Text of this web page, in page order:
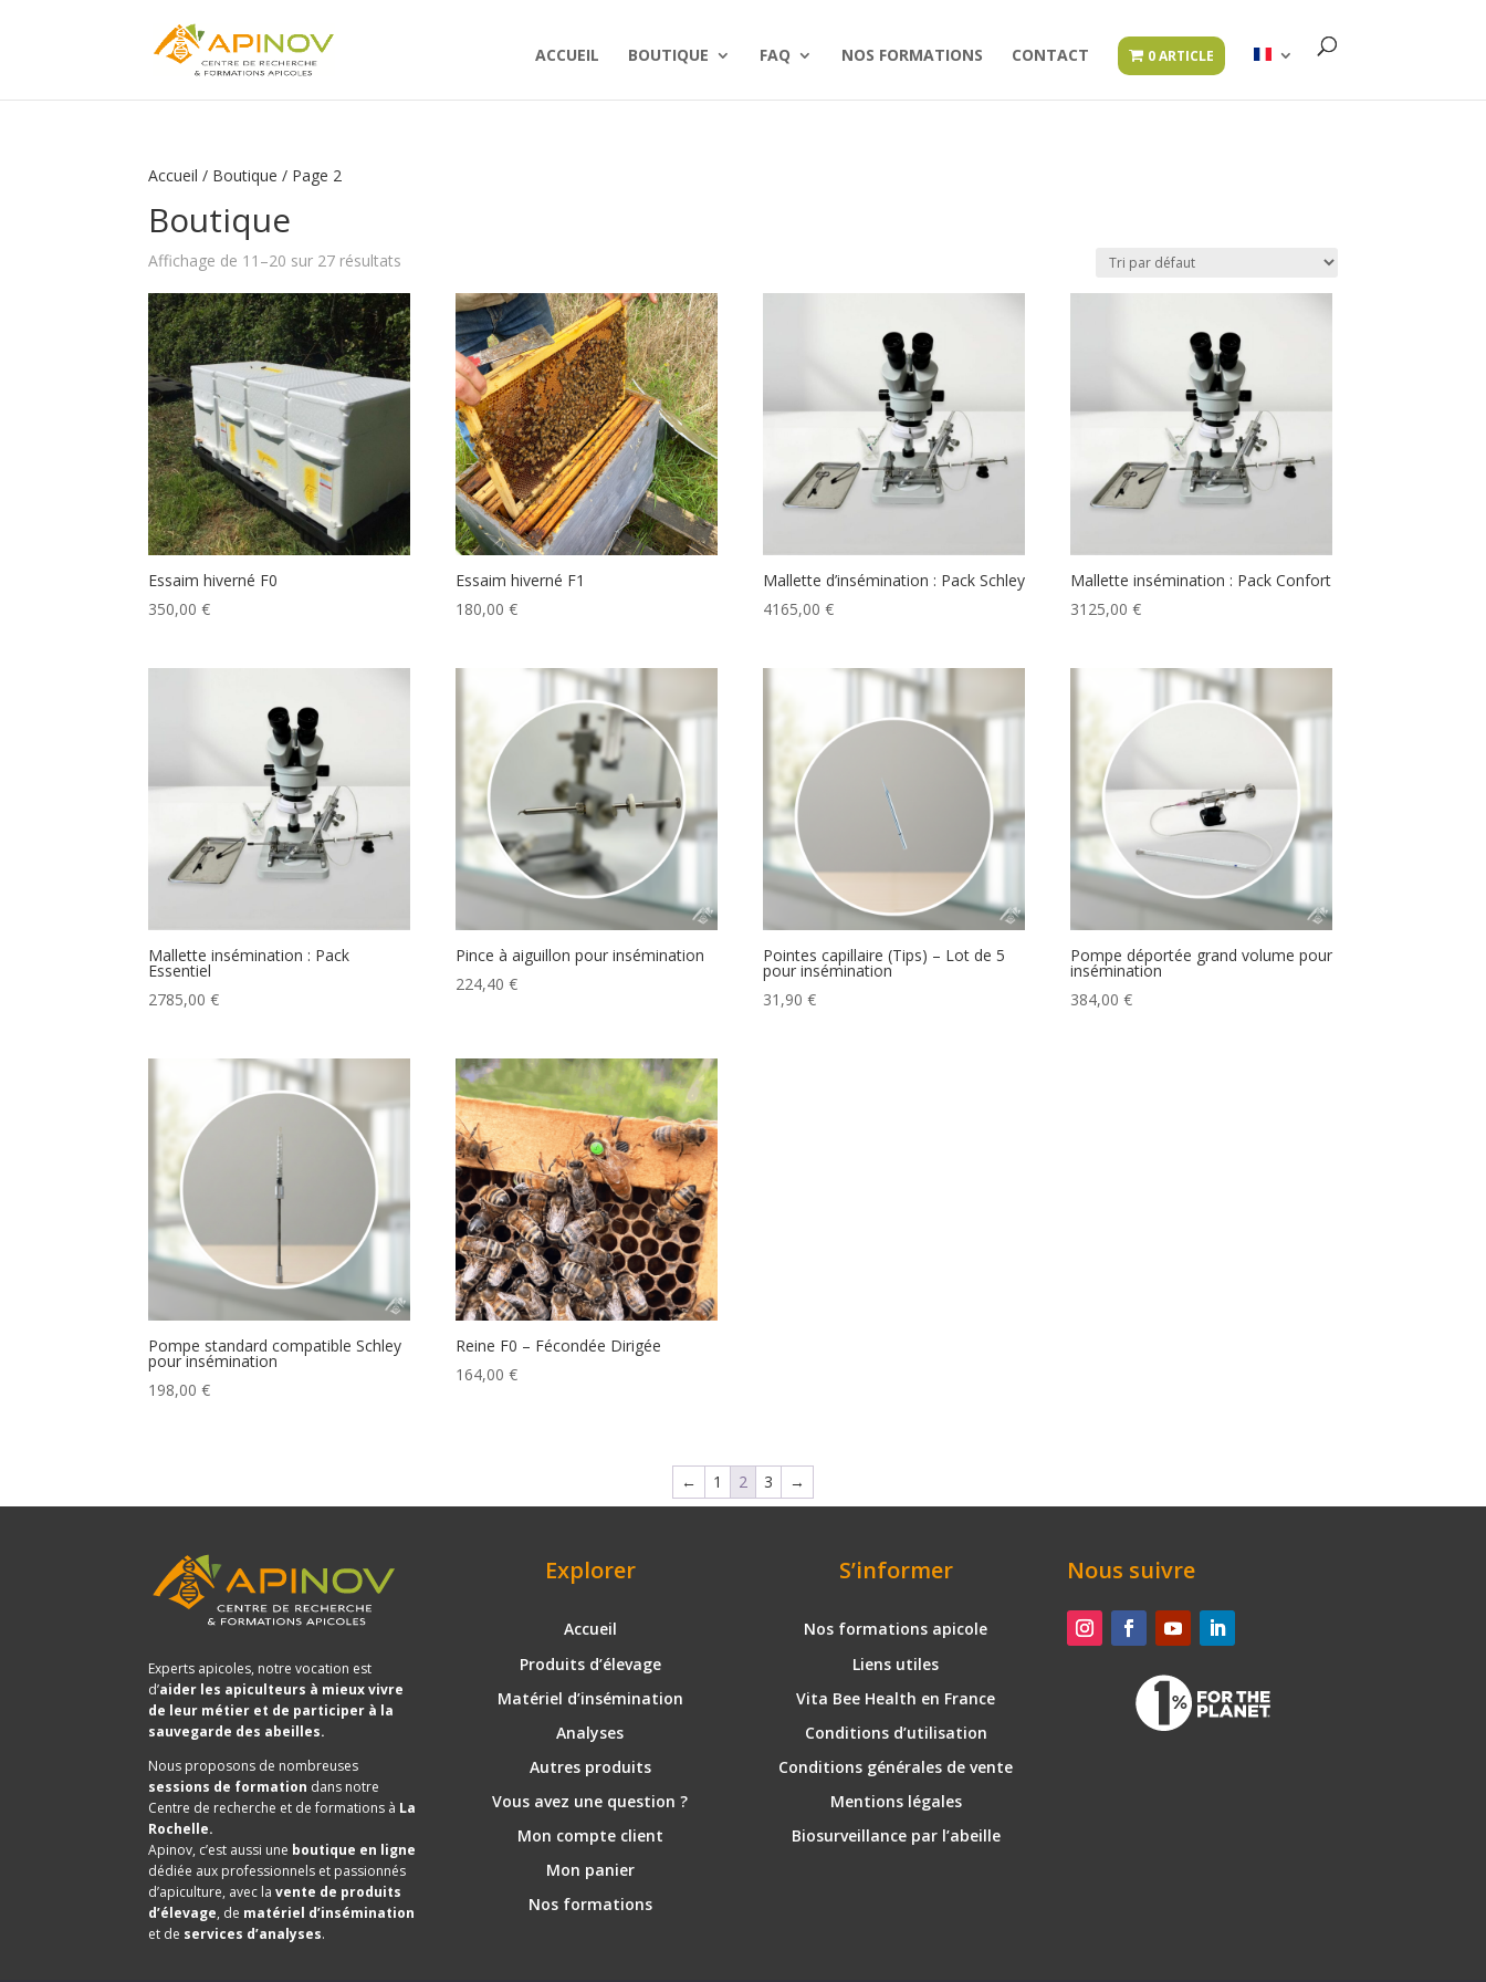
ACCUEIL BOUTIQUE FAQ NOS FORMATIONS CONTACT 0 ARTICLE
Accueil / Boutique / Page 2
Boutique
Affichage de 11–20 sur 27 résultats
Essaim hiverné F0
350,00€
Essaim hiverné F1
180,00€
Mallette d’insémination : Pack Schley
4165,00€
Mallette insémination : Pack Confort
3125,00€
Mallette insémination : Pack
Essentiel
2785,00€
Pince à aiguillon pour insémination
224,40€
Pointes capillaire (Tips) – Lot de 5
pour insémination
31,90€
Pompe déportée grand volume pour
insémination
384,00€
Pompe standard compatible Schley
pour insémination
198,00€
Reine F0 – Fécondée Dirigée
164,00€
← 1 2 3 →
Experts apicoles, notre vocation est
d’aider les apiculteurs à mieux vivre
de leur métier et de participer à la
sauvegarde des abeilles.
Nous proposons de nombreuses
sessions de formation dans notre
Centre de recherche et de formations à La
Rochelle.
Apinov, c’est aussi une boutique en ligne
dédiée aux professionnels et passionnés
d’apiculture, avec lavente de produits
d’élevage, de matériel d’insémination
et de services d’analyses.
Explorer
Accueil
Produits d’élevage
Matériel d’insémination
Analyses
Autres produits
Vous avez une question ?
Mon compte client
Mon panier
Nos formations
S’informer
Nos formations apicole
Liens utiles
Vita Bee Health en France
Conditions d’utilisation
Conditions générales de vente
Mentions légales
Biosurveillance par l’abeille
Nous suivre